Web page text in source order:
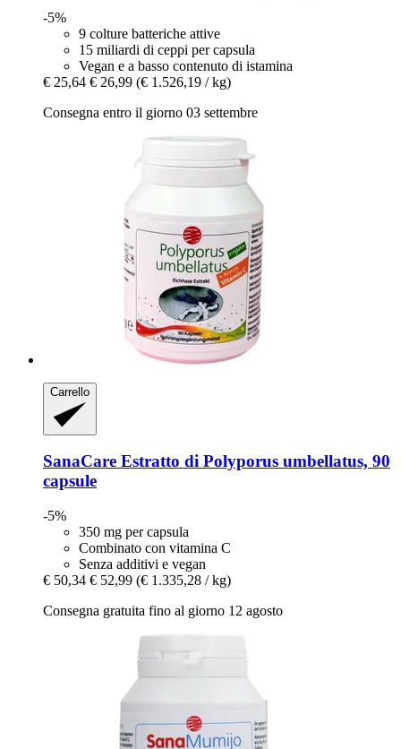
-5%
9 colture batteriche attive
15 miliardi di ceppi per capsula
Vegan e a basso contenuto di istamina
€ 25,64 € 26,99 (€ 1.526,19 / kg)
Consegna entro il giorno 03 settembre
Carrello
SanaCare Estratto di Polyporus umbellatus, 90
capsule
-5%
350 mg per capsula
Combinato con vitamina C
Senza additivi e vegan
€ 50,34 € 52,99 (€ 1.335,28 / kg)
Consegna gratuita fino al giorno 12 agosto